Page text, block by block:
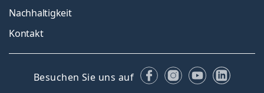
Nachhaltigkeit
Kontakt
Besuchen Sie uns auf FacebookInstagram
YouTube